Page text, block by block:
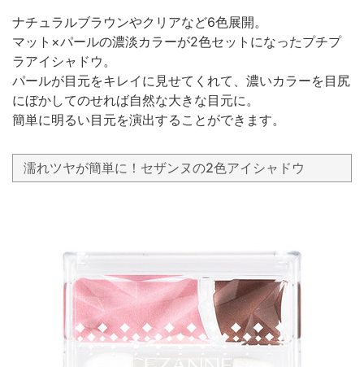
ナチュラルブラウンやクリアなど6色展開。
マット×パールの濃淡カラーが2色セットになったプチプ
ラアイシャドウ。
パールが目元をキレイに見せてくれて、濃いカラーを目尻
にぼかしてのせれば自然な大きな目元に。
簡単に明るい目元を演出することができます。
濡れツヤが簡単に！セザンヌの2色アイシャドウ